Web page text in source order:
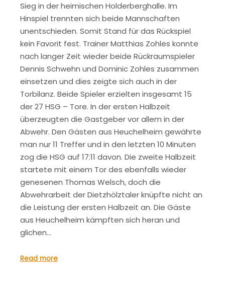
Sieg in der heimischen Holderberghalle. Im
Hinspiel trennten sich beide Mannschaften
unentschieden. Somit Stand für das Rückspiel
kein Favorit fest. Trainer Matthias Zohles konnte
nach langer Zeit wieder beide Rückraumspieler
Dennis Schwehn und Dominic Zohles zusammen
einsetzen und dies zeigte sich auch in der
Torbilanz. Beide Spieler erzielten insgesamt 15
der 27 HSG – Tore. In der ersten Halbzeit
überzeugten die Gastgeber vor allem in der
Abwehr. Den Gästen aus Heuchelheim gewährte
man nur 11 Treffer und in den letzten 10 Minuten
zog die HSG auf 17:11 davon. Die zweite Halbzeit
startete mit einem Tor des ebenfalls wieder
genesenen Thomas Welsch, doch die
Abwehrarbeit der Dietzhölztaler knüpfte nicht an
die Leistung der ersten Halbzeit an. Die Gäste
aus Heuchelheim kämpften sich heran und
glichen…
Read more